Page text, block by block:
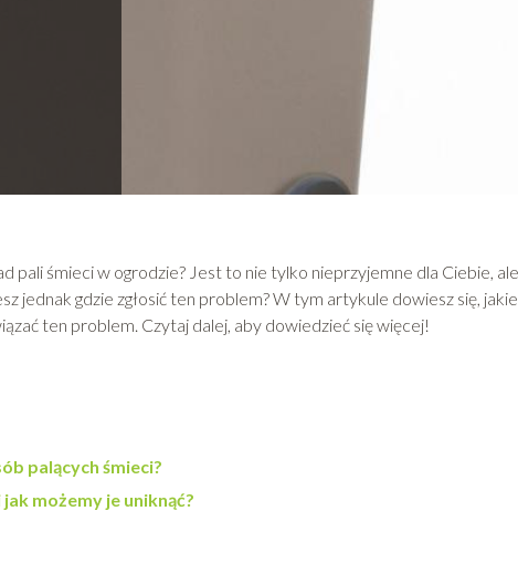
pali śmieci w ogrodzie? Jest to nie tylko nieprzyjemne dla Ciebie, ale
jednak gdzie zgłosić ten problem? W tym artykule dowiesz się, jakie
ten problem. Czytaj dalej, aby dowiedzieć się więcej!
palących śmieci?
możemy je uniknąć?